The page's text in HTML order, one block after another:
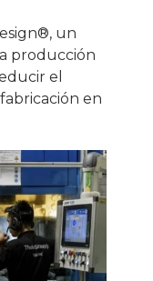
un
producción
el
en